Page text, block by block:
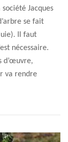
Jacques
se fait
Il faut
nécessaire.
d’œuvre,
va rendre